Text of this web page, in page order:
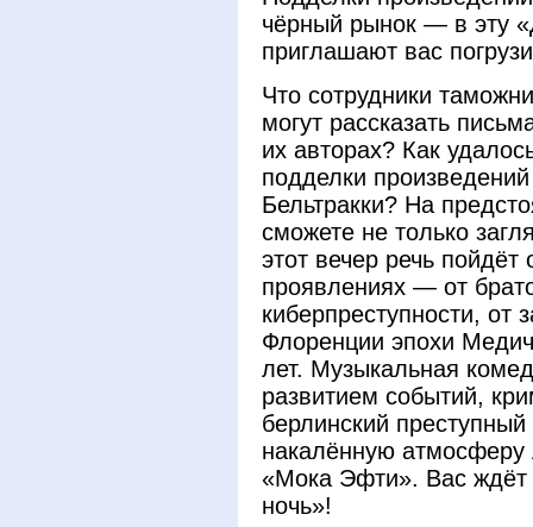
чёрный рынок — в эту
приглашают вас
Что сотрудники
могут рассказать
их авторах? Как
подделки
Бельтракки? На
сможете не только
этот вечер речь
проявлениях — от
киберпреступности, от
Флоренции эпохи
лет. Музыкальная
развитием событий,
берлинский
накалённую атмосферу
«Мока Эфти». Вас
ночь»!